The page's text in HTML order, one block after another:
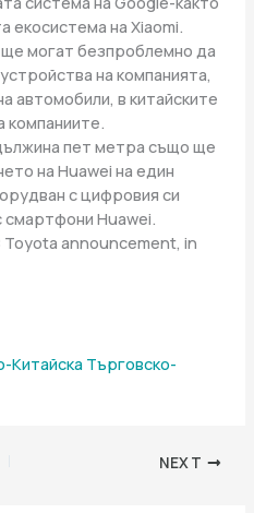
екосистема на Xiaomi.
могат безпроблемно да
на компанията,
автомобили, в китайските
компаниите.
пет метра също ще
на Huawei на един
с цифровия си
смартфони Huawei.
announcement, in
Китайска Търговско-
NEXT